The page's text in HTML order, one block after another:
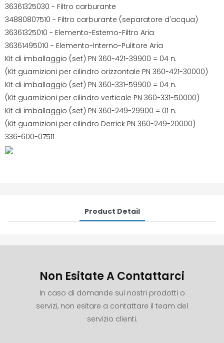
36361325030 - Filtro carburante
34880807510 - Filtro carburante (separatore d'acqua)
36361325010 - Elemento-Esterno-Filtro Aria
36361495010 - Elemento-Interno-Pulitore Aria
Kit di imballaggio (set) PN 360-421-39900 = 04 n.
(Kit guarnizioni per cilindro orizzontale PN 360-421-30000)
Kit di imballaggio (set) PN 360-331-59900 = 04 n.
(Kit guarnizioni per cilindro verticale PN 360-331-50000)
Kit di imballaggio (set) PN 360-249-29900 = 01 n.
(Kit guarnizioni per cilindro Derrick PN 360-249-20000)
336-600-07511
Product Detail
Non Esitate A Contattarci
In caso di domande sui nostri prodotti o
servizi, non esitare a contattare il team del
servizio clienti.